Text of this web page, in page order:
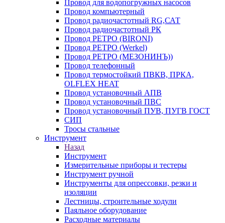
Провод для водопогружных насосов
Провод компьютерный
Провод радиочастотный RG,САТ
Провод радиочастотный РК
Провод РЕТРО (BIRONI)
Провод РЕТРО (Werkel)
Провод РЕТРО (МЕЗОНИНЪ))
Провод телефонный
Провод термостойкий ПВКВ, ПРКА,
OLFLEX HEAT
Провод установочный АПВ
Провод установочный ПВС
Провод установочный ПУВ, ПУГВ ГОСТ
СИП
Тросы стальные
Инструмент
Назад
Инструмент
Измерительные приборы и тестеры
Инструмент ручной
Инструменты для опрессовки, резки и
изоляции
Лестницы, строительные ходули
Паяльное оборудование
Расходные материалы